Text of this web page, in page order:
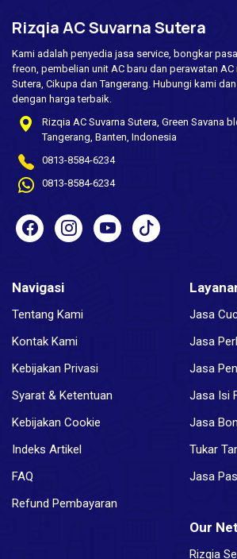
Rizqia AC Suvarna Sutera
Kami adalah penyedia jasa service, bongkar
freon, pembelian unit AC baru dan perawatan AC
Sutera, Cikupa dan Tangerang. Hubungi kami
dengan harga terbaik.
Rizqia AC Suvarna Sutera, Green Savana
Tangerang, Banten, Indonesia
0813-8584-6234
0813-8584-6234
Navigasi
Tentang Kami
Kontak Kami
Kebijakan Privasi
Syarat & Ketentuan
Kebijakan Cookie
Indeks Artikel
FAQ
Refund Pembayaran
Jasa
Jasa
Jasa
Jasa Isi
Jasa
Tukar
Jasa
Our
Rizqia